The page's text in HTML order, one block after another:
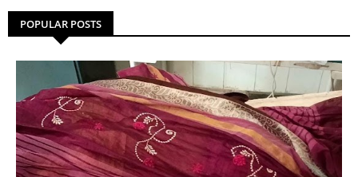
POPULAR POSTS